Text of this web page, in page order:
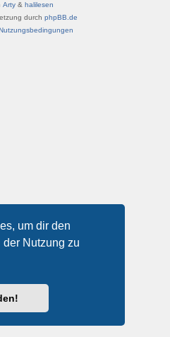
um dir den
Nutzung zu
Arty & halilesen
durch phpBB.de